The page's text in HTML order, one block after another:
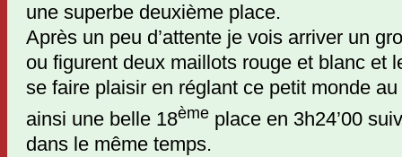
une superbe deuxième place.
Après un peu d’attente je vois arriver un
ou figurent deux maillots rouge et blanc et
se faire plaisir en réglant ce petit monde au
ainsi une belle 18ème place en 3h24’00
dans le même temps.